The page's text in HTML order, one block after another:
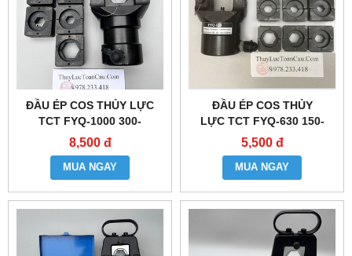
ĐẦU ÉP COS THỦY LỰC
TCT FYQ-1000 300-
1000MM2
8,500 đ
MUA NGAY
ĐẦU ÉP COS THỦY
LỰC TCT FYQ-630 150-
630MM2
5,500 đ
MUA NGAY